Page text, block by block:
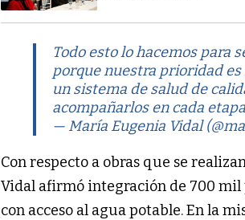
Todo esto lo hacemos para
porque nuestra prioridad es
un sistema de salud de
acompañarlos en cada
— María Eugenia Vidal
Con respecto a obras que se
Vidal afirmó integración de 700 mil
con acceso al agua potable. En la